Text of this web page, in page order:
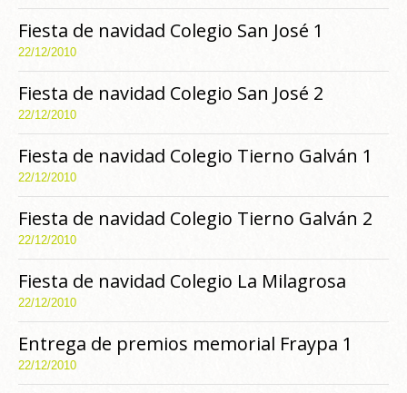
Fiesta de navidad Colegio San José 1
22/12/2010
Fiesta de navidad Colegio San José 2
22/12/2010
Fiesta de navidad Colegio Tierno Galván 1
22/12/2010
Fiesta de navidad Colegio Tierno Galván 2
22/12/2010
Fiesta de navidad Colegio La Milagrosa
22/12/2010
Entrega de premios memorial Fraypa 1
22/12/2010